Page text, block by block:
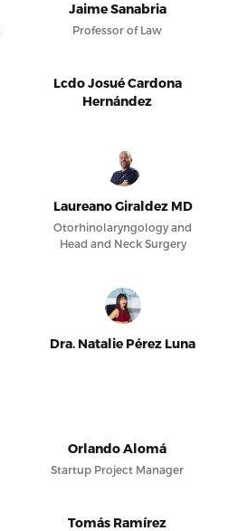
Jaime Sanabria
Professor of Law
Lcdo Josué Cardona
Hernández
Laureano Giraldez MD
Otorhinolaryngology and
Head and Neck Surgery
Dra. Natalie Pérez Luna
Orlando Alomá
Startup Project Manager
Tomás Ramírez